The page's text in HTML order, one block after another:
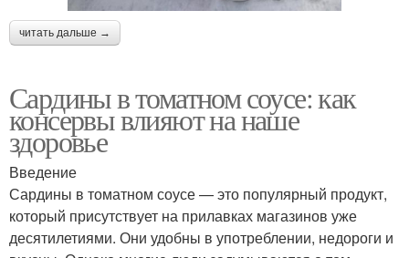
читать дальше →
Сардины в томатном соусе: как
консервы влияют на наше
здоровье
Введение
Сардины в томатном соусе — это популярный продукт,
который присутствует на прилавках магазинов уже
десятилетиями. Они удобны в употреблении, недороги и